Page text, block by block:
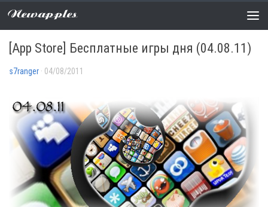
Newapples
РАСПРОДАЖИ 0 COMMENTS
[App Store] Бесплатные игры дня (04.08.11)
s7ranger · 04/08/2011